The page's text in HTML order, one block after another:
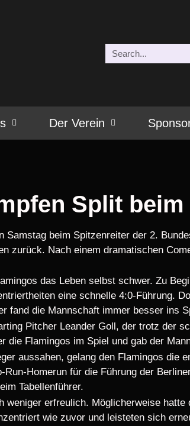
Der Verein
Split
Samstag beim Spitzenreiter der 2.
zurück. Nach einem dramatischen
das Leben selbst schwer. Zu
eine schnelle 4:0-Führung.
fand die Mannschaft immer besser ins
Pitcher Leander Goll, der trotz der
die Flamingos im Spiel und gab der
aussahen, gelang den Flamingos die
Homerun für die Führung der
Tabellenführer.
weniger erfreulich. Möglicherweise
wie zuvor und leisteten sich